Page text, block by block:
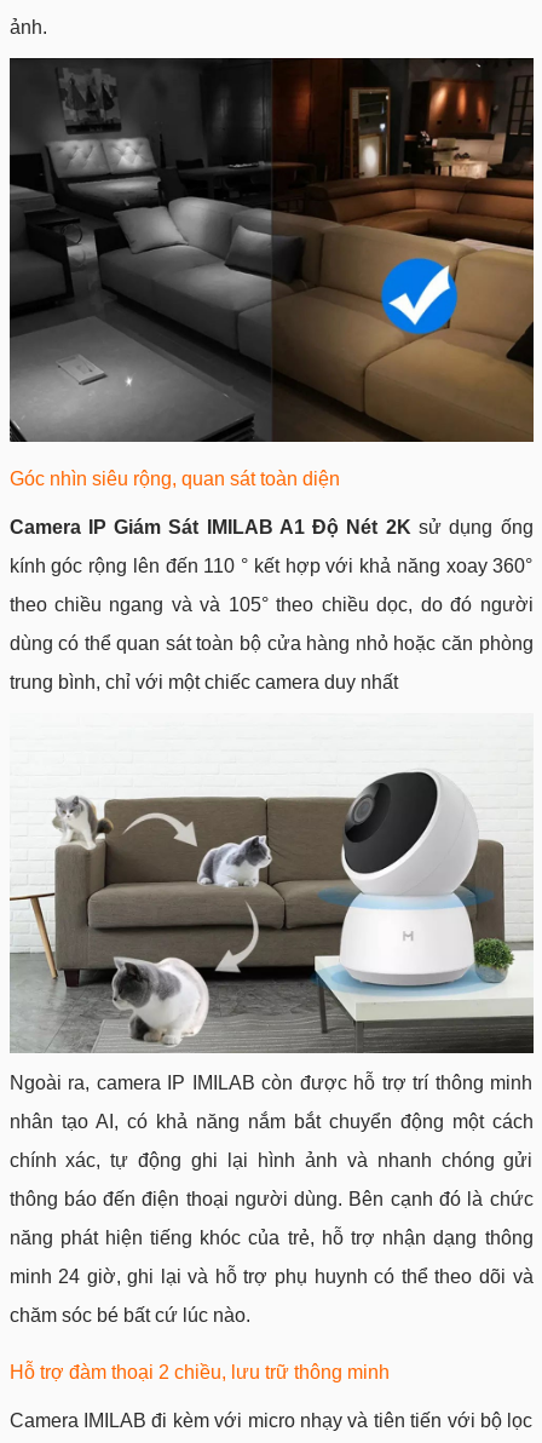
ảnh.
Góc nhìn siêu rộng, quan sát toàn diện
Camera IP Giám Sát IMILAB A1 Độ Nét 2K sử dụng ống
kính góc rộng lên đến 110 ° kết hợp với khả năng xoay 360°
theo chiều ngang và và 105° theo chiều dọc, do đó người
dùng có thể quan sát toàn bộ cửa hàng nhỏ hoặc căn phòng
trung bình, chỉ với một chiếc camera duy nhất
Ngoài ra, camera IP IMILAB còn được hỗ trợ trí thông minh
nhân tạo AI, có khả năng nắm bắt chuyển động một cách
chính xác, tự động ghi lại hình ảnh và nhanh chóng gửi
thông báo đến điện thoại người dùng. Bên cạnh đó là chức
năng phát hiện tiếng khóc của trẻ, hỗ trợ nhận dạng thông
minh 24 giờ, ghi lại và hỗ trợ phụ huynh có thể theo dõi và
chăm sóc bé bất cứ lúc nào.
Hỗ trợ đàm thoại 2 chiều, lưu trữ thông minh
Camera IMILAB đi kèm với micro nhạy và tiên tiến với bộ lọc